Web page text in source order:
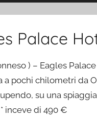
Palace
) – Eagles Palace
a pochi chilometri da
su una
inceve di 490 €